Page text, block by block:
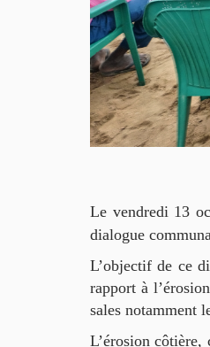
Le vendredi 13
dialogue
L’objectif de ce
rapport à
sales notamment
L’érosion côtière,